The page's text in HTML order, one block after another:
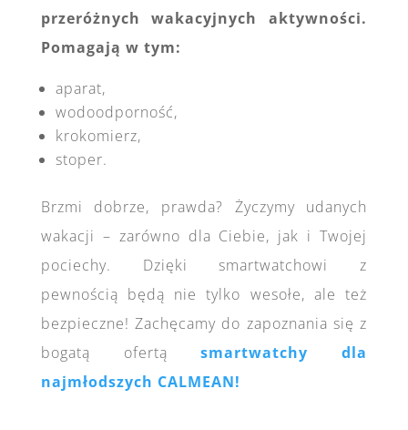
przeróżnych wakacyjnych aktywności.
Pomagają w tym:
aparat,
wodoodporność,
krokomierz,
stoper.
Brzmi dobrze, prawda? Życzymy udanych
wakacji – zarówno dla Ciebie, jak i Twojej
pociechy. Dzięki smartwatchowi z
pewnością będą nie tylko wesołe, ale też
bezpieczne! Zachęcamy do zapoznania się z
bogatą ofertąsmartwatchy dla
najmłodszych CALMEAN!